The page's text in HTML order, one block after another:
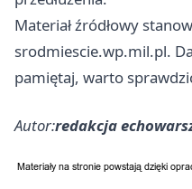
Materiał źródłowy
srodmiescie.wp.mil.pl.
pamiętaj, warto
Autor:redakcja